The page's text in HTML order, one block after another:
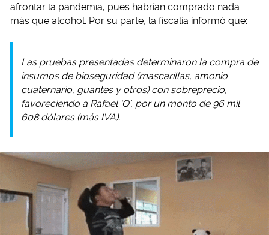
afrontar la pandemia, pues habrían comprado nada
más que alcohol. Por su parte, la fiscalía informó que:
Las pruebas presentadas determinaron la compra de
insumos de bioseguridad (mascarillas, amonio
cuaternario, guantes y otros) con sobreprecio,
favoreciendo a Rafael ‘Q’, por un monto de 96 mil
608 dólares (más IVA).